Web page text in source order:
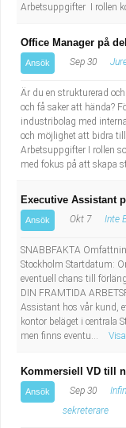
Arbetsuppgifter I rollen
Office Manager på
Ansök Sep 30
Är du en strukturerad
och få saker att hända?
industribolag med
och möjlighet att bidra
Arbetsuppgifter I rollen
med fokus på att skapa
Executive Assistant
Ansök Okt 7 Inte
SNABBFAKTA
Stockholm Startdatum:
eventuell chans till
DIN FRAMTIDA
Assistant hos vår kund,
kontor beläget i centrala
men finns eventu...
Kommersiell VD till
Ansök Sep 30
sekreterare